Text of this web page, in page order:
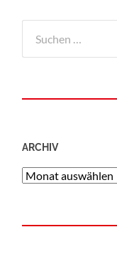
ARCHIV